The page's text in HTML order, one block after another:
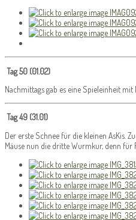
Tag 50 (01.02)
Nachmittags gab es eine Spieleinheit
Tag 49 (31.01)
Der erste Schnee für die kleinen AsKis.
Mäuse nun die dritte Wurmkur, denn für